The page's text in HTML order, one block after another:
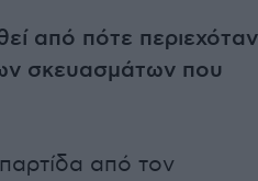
από πότε περιεχόταν
σκευασμάτων που
από τον